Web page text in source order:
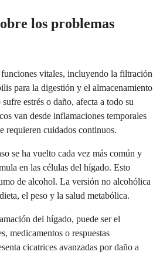
los problemas
vitales, incluyendo la filtración
para la digestión y el almacenamiento
estrés o daño, afecta a todo su
van desde inflamaciones temporales
requieren cuidados continuos.
se ha vuelto cada vez más común y
en las células del hígado. Esto
de alcohol. La versión no alcohólica
el peso y la salud metabólica.
del hígado, puede ser el
medicamentos o respuestas
cicatrices avanzadas por daño a